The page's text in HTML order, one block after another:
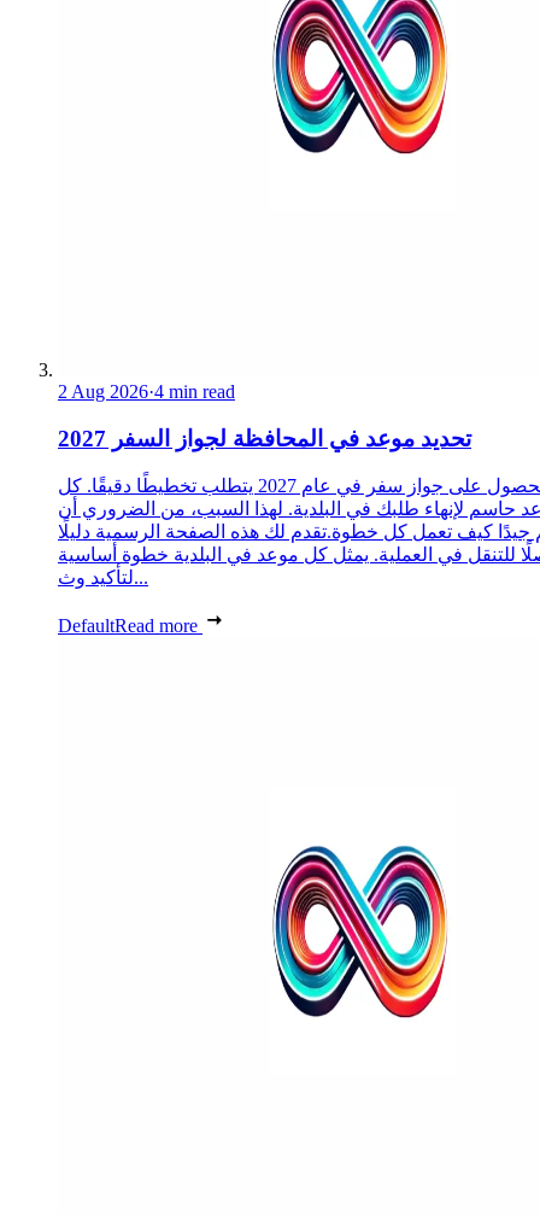
2 Aug 2026·4 min read
تحديد موعد في المحافظة لجواز السفر 2027
الحصول على جواز سفر في عام 2027 يتطلب تخطيطًا دقيقًا. كل
حاسم لإنهاء طلبك في البلدية. لهذا السبب، من الضروري أن
جيدًا كيف تعمل كل خطوة.تقدم لك هذه الصفحة الرسمية دليلًا
للتنقل في العملية. يمثل كل موعد في البلدية خطوة أساسية
لتأكيد وث...
DefaultRead more